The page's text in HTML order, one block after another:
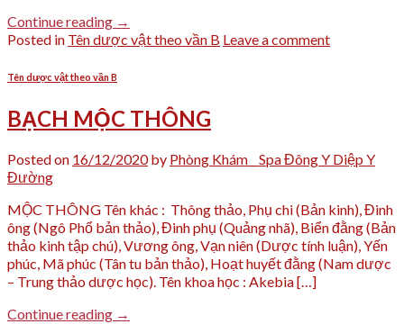
Continue reading →
Posted in Tên dược vật theo vần B Leave a comment
Tên dược vật theo vần B
BẠCH MỘC THÔNG
Posted on 16/12/2020by Phòng Khám _ Spa Đông Y Diệp Y
Đường
MỘC THÔNG Tên khác : Thông thảo, Phụ chi (Bản kinh), Đinh
ông (Ngô Phổ bản thảo), Đinh phụ (Quảng nhã), Biển đằng (Bản
thảo kinh tập chú), Vương ông, Vạn niên (Dược tính luận), Yến
phúc, Mã phúc (Tân tu bản thảo), Hoạt huyết đằng (Nam dược
– Trung thảo dược học). Tên khoa học : Akebia […]
Continue reading →